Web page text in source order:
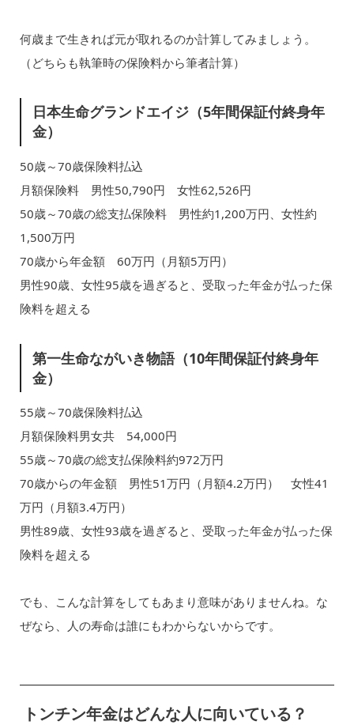
何歳まで生きれば元が取れるのか計算してみましょう。
（どちらも執筆時の保険料から筆者計算）
日本生命グランドエイジ（5年間保証付終身年
金）
50歳～70歳保険料払込
月額保険料 男性50,790円 女性62,526円
50歳～70歳の総支払保険料 男性約1,200万円、女性約
1,500万円
70歳から年金額 60万円（月額5万円）
男性90歳、女性95歳を過ぎると、受取った年金が払った保
険料を超える
第一生命ながいき物語（10年間保証付終身年
金）
55歳～70歳保険料払込
月額保険料男女共 54,000円
55歳～70歳の総支払保険料約972万円
70歳からの年金額 男性51万円（月額4.2万円） 女性41
万円（月額3.4万円）
男性89歳、女性93歳を過ぎると、受取った年金が払った保
険料を超える
でも、こんな計算をしてもあまり意味がありませんね。な
ぜなら、人の寿命は誰にもわからないからです。
トンチン年金はどんな人に向いている？